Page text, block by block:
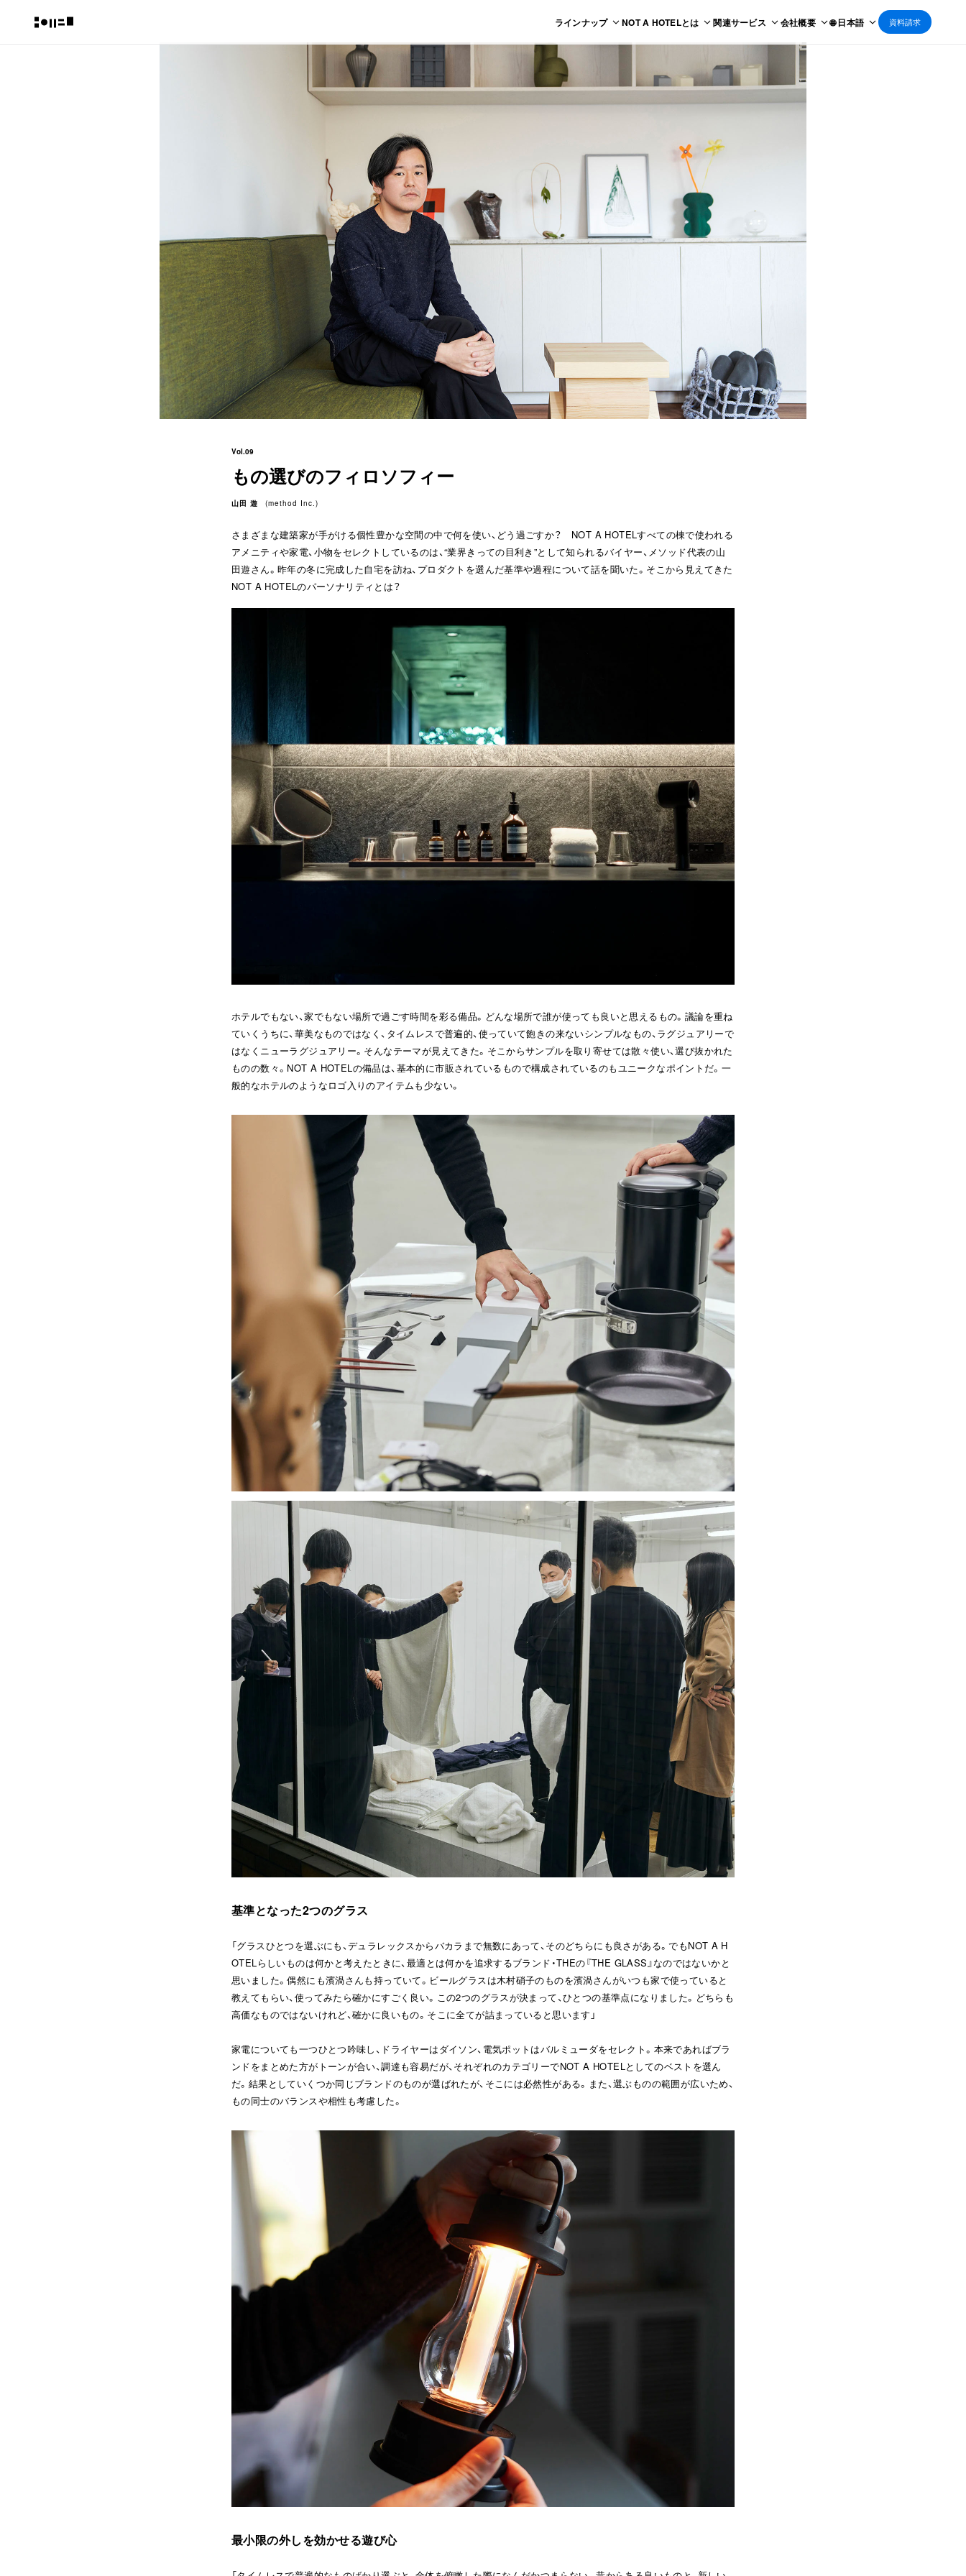
ラインナップ NOT A HOTELとは 関連サービス 会社概要 🌐 日本語 資料請求
Vol.09
もの選びのフィロソフィー
山田 遊 (method Inc.)
さまざまな建築家が手がける個性豊かな空間の中で何を使い、どう過ごすか？ NOT A HOTELすべての棟で使われる
アメニティや家電、小物をセレクトしているのは、“業界きっての目利き”として知られるバイヤー、メソッド代表の山
田遊さん。昨年の冬に完成した自宅を訪ね、プロダクトを選んだ基準や過程について話を聞いた。そこから見えてきた
NOT A HOTELのパーソナリティとは？
ホテルでもない、家でもない場所で過ごす時間を彩る備品。どんな場所で誰が使っても良いと思えるもの。議論を重ね
ていくうちに、華美なものではなく、タイムレスで普遍的、使っていて飽きの来ないシンプルなもの、ラグジュアリーで
はなくニューラグジュアリー。そんなテーマが見えてきた。そこからサンプルを取り寄せては散々使い、選び抜かれた
ものの数々。NOT A HOTELの備品は、基本的に市販されているもので構成されているのもユニークなポイントだ。一
般的なホテルのようなロゴ入りのアイテムも少ない。
基準となった2つのグラス
「グラスひとつを選ぶにも、デュラレックスからバカラまで無数にあって、そのどちらにも良さがある。でもNOT A H
OTELらしいものは何かと考えたときに、最適とは何かを追求するブランド・THEの『THE GLASS』なのではないかと
思いました。偶然にも濱渦さんも持っていて。ビールグラスは木村硝子のものを濱渦さんがいつも家で使っていると
教えてもらい、使ってみたら確かにすごく良い。この2つのグラスが決まって、ひとつの基準点になりました。どちらも
高価なものではないけれど、確かに良いもの。そこに全てが詰まっていると思います」
家電についても一つひとつ吟味し、ドライヤーはダイソン、電気ポットはバルミューダをセレクト。本来であればブラ
ンドをまとめた方がトーンが合い、調達も容易だが、それぞれのカテゴリーでNOT A HOTELとしてのベストを選ん
だ。結果としていくつか同じブランドのものが選ばれたが、そこには必然性がある。また、選ぶものの範囲が広いため、
もの同士のバランスや相性も考慮した。
最小限の外しを効かせる遊び心